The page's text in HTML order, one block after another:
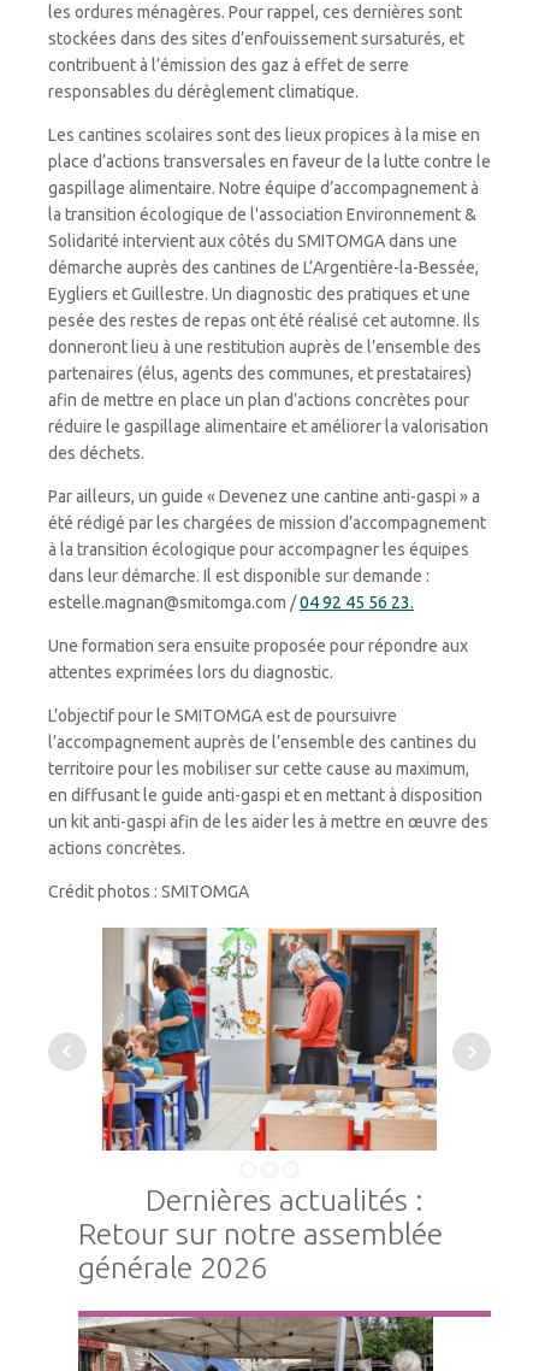
les ordures ménagères. Pour rappel, ces dernières sont
stockées dans des sites d’enfouissement sursaturés, et
contribuent à l’émission des gaz à effet de serre
responsables du dérèglement climatique.
Les cantines scolaires sont des lieux propices à la mise en
place d’actions transversales en faveur de la lutte contre le
gaspillage alimentaire. Notre équipe d’accompagnement à
la transition écologique de l'association Environnement &
Solidarité intervient aux côtés du SMITOMGA dans une
démarche auprès des cantines de L’Argentière-la-Bessée,
Eygliers et Guillestre. Un diagnostic des pratiques et une
pesée des restes de repas ont été réalisé cet automne. Ils
donneront lieu à une restitution auprès de l’ensemble des
partenaires (élus, agents des communes, et prestataires)
afin de mettre en place un plan d’actions concrètes pour
réduire le gaspillage alimentaire et améliorer la valorisation
des déchets.
Par ailleurs, un guide « Devenez une cantine anti-gaspi » a
été rédigé par les chargées de mission d’accompagnement
à la transition écologique pour accompagner les équipes
dans leur démarche. Il est disponible sur demande :
estelle.magnan@smitomga.com /04 92 45 56 23.
Une formation sera ensuite proposée pour répondre aux
attentes exprimées lors du diagnostic.
L’objectif pour le SMITOMGA est de poursuivre
l’accompagnement auprès de l’ensemble des cantines du
territoire pour les mobiliser sur cette cause au maximum,
en diffusant le guide anti-gaspi et en mettant à disposition
un kit anti-gaspi afin de les aider les à mettre en œuvre des
actions concrètes.
Crédit photos : SMITOMGA
Dernières actualités :
Retour sur notre assemblée
générale 2026
Vie Associative